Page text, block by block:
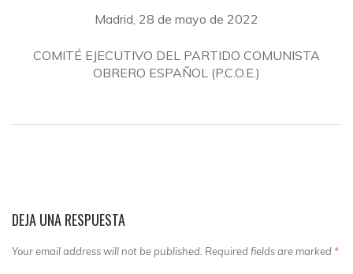
Madrid, 28 de mayo de 2022
COMITÉ EJECUTIVO DEL PARTIDO COMUNISTA
OBRERO ESPAÑOL (P.C.O.E.)
DEJA UNA RESPUESTA
Your email address will not be published. Required fields are marked *